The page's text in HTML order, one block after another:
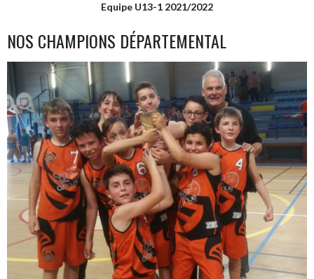
Equipe U13-1 2021/2022
NOS CHAMPIONS DÉPARTEMENTAL